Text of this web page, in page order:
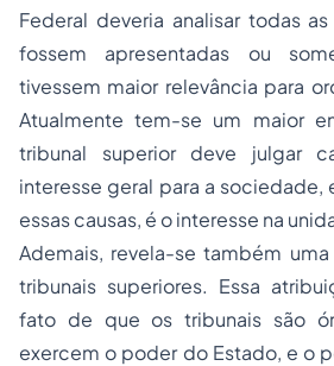
Federal deveria analisar todas
fossem apresentadas ou
tivessem maior relevância para
Atualmente tem-se um maior
tribunal superior deve julgar
interesse geral para a sociedade,
essas causas, é o interesse na
Ademais, revela-se também
tribunais superiores. Essa
fato de que os tribunais são
exercem o poder do Estado, e o